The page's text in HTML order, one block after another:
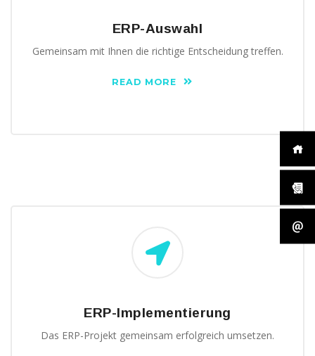
ERP-Auswahl
Gemeinsam mit Ihnen die richtige Entscheidung treffen.
READ MORE
ERP-Implementierung
Das ERP-Projekt gemeinsam erfolgreich umsetzen.